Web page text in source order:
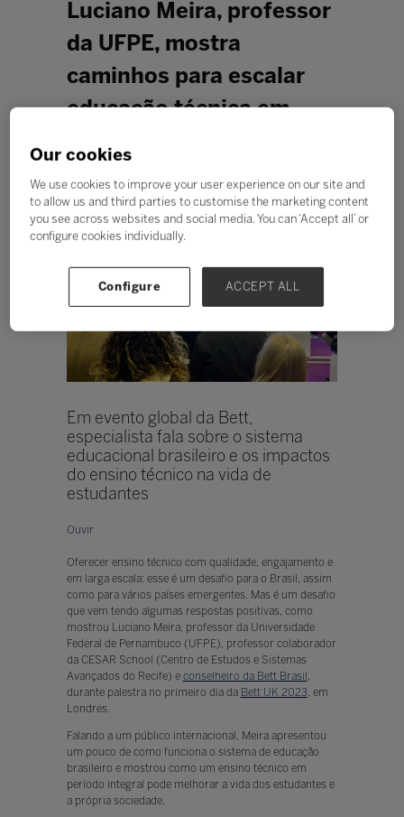
Luciano Meira, professor
da UFPE, mostra
caminhos para escalar
educação técnica em
palestra na Bett UK
Em evento global da Bett,
especialista fala sobre o sistema
educacional brasileiro e os impactos
do ensino técnico na vida de
estudantes
Ouvir
Oferecer ensino técnico com qualidade, engajamento e
em larga escala: esse é um desafio para o Brasil, assim
como para vários países emergentes. Mas é um desafio
que vem tendo algumas respostas positivas, como
mostrou Luciano Meira, professor da Universidade
Federal de Pernambuco (UFPE), professor colaborador
da CESAR School (Centro de Estudos e Sistemas
Avançados do Recife) e conselheiro da Bett Brasil,
durante palestra no primeiro dia da Bett UK 2023, em
Londres.
Falando a um público internacional, Meira apresentou
um pouco de como funciona o sistema de educação
brasileiro e mostrou como um ensino técnico em
período integral pode melhorar a vida dos estudantes e
a própria sociedade.
Our cookies
We use cookies to improve your user experience on our site and
to allow us and third parties to customise the marketing content
you see across websites and social media. You can ‘Accept all’ or
configure cookies individually.
Configure ACCEPT ALL